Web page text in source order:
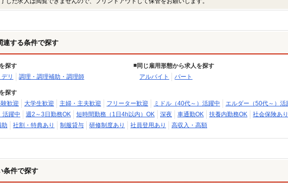
連する条件で探す
探す
リ
調理・調理補助・調理師
同じ雇用形態から求人を探す
アルバイト
パート
探す
歓迎 大学生歓迎 主婦・主夫歓迎 フリーター歓迎 ミドル（40代～）活躍中
エルダー（50代～）活
活躍中
週2～3日勤務OK 短時間勤務（1日4h以内）OK 深夜 車通勤OK 扶養内勤務OK
社会保険あり
助
社割・特典あり 制服貸与 研修制度あり 社員登用あり 高収入・高額
条件で探す